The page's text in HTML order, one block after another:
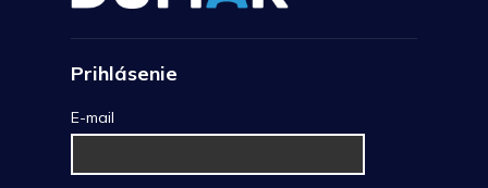
Prihlásenie
E-mail